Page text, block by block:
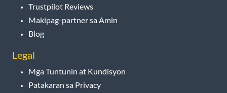
Trustpilot Reviews
Makipag-partner sa Amin
Blog
Legal
Mga Tuntunin at Kundisyon
Patakaran sa Privacy